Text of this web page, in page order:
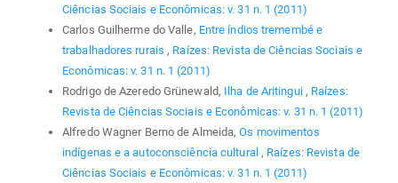
Ciências Sociais e Econômicas: v. 31 n. 1 (2011)
Carlos Guilherme do Valle, Entre índios tremembé e
trabalhadores rurais, Raízes: Revista de Ciências Sociais e
Econômicas: v. 31 n. 1 (2011)
Rodrigo de Azeredo Grünewald, Ilha de Aritingui , Raízes:
Revista de Ciências Sociais e Econômicas: v. 31 n. 1 (2011)
Alfredo Wagner Berno de Almeida,Os movimentos
indígenas e a autoconsciência cultural , Raízes: Revista de
Ciências Sociais e Econômicas: v. 31 n. 1 (2011)